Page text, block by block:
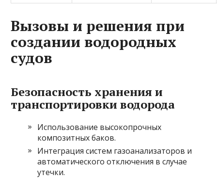
Вызовы и решения при
создании водородных
судов
Безопасность хранения и
транспортировки водорода
Использование высокопрочных
композитных баков.
Интеграция систем газоанализаторов и
автоматического отключения в случае
утечки.